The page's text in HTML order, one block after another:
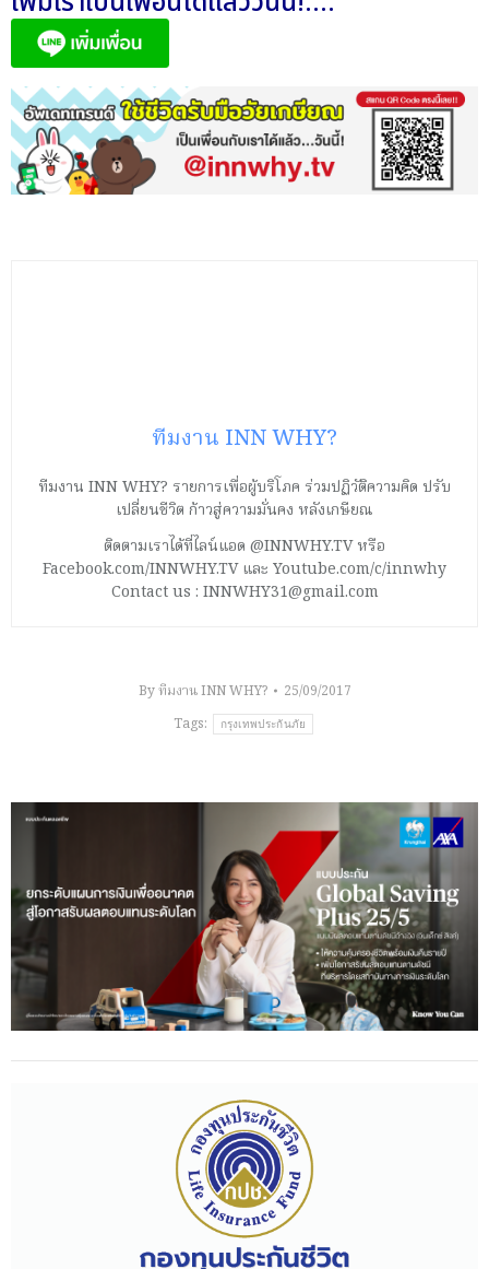
ทีมงาน INN WHY?
ทีมงาน INN WHY? รายการเพื่อผู้บริโภค ร่วมปฏิวัติความคิด ปรับ
เปลี่ยนชีวิต ก้าวสู่ความมั่นคง หลังเกษียณ
ติดตามเราได้ที่ไลน์แอด @INNWHY.TV หรือ
Facebook.com/INNWHY.TV และ Youtube.com/c/innwhy
Contact us : INNWHY31@gmail.com
Byทีมงาน INN WHY?
25/09/2017
Tags:
กรุงเทพประกันภัย